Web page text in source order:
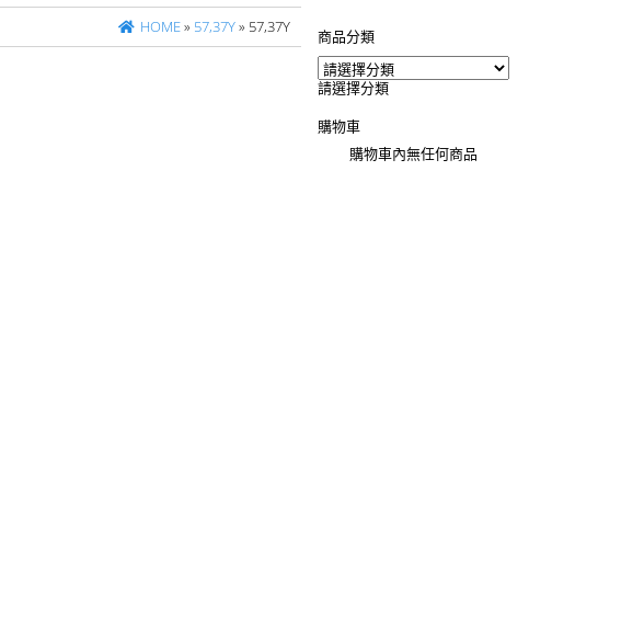
HOME» 57,37Y» 57,37Y 商品分類
請選擇分類
購物車
購物車內無任何商品